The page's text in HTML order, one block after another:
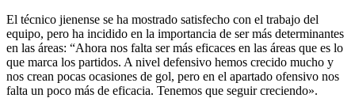
El técnico jienense se ha mostrado satisfecho con el trabajo del
equipo, pero ha incidido en la importancia de ser más determinantes
en las áreas: “Ahora nos falta ser más eficaces en las áreas que es lo
que marca los partidos. A nivel defensivo hemos crecido mucho y
nos crean pocas ocasiones de gol, pero en el apartado ofensivo nos
falta un poco más de eficacia. Tenemos que seguir creciendo».